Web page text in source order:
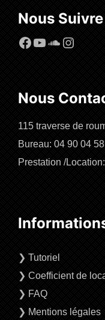
Nous Suivre
Facebook
YouTube
Nous
115 traverse de
Bureau: 04 90 04
Prestation /
❯ Tutoriel
❯ Coefficient de
❯ FAQ
❯ Mentions légales